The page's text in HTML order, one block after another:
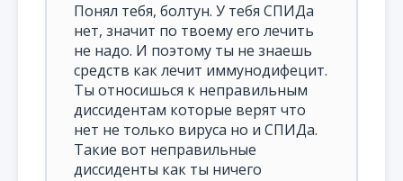
Понял тебя, болтун. У тебя СПИДа
нет, значит по твоему его лечить
не надо. И поэтому ты не знаешь
средств как лечит иммунодифецит.
Ты относишься к неправильным
диссидентам которые верят что
нет не только вируса но и СПИДа.
Такие вот неправильные
диссиденты как ты ничего